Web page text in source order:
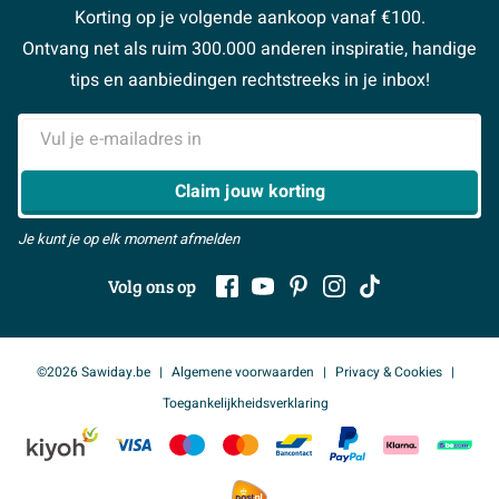
Reviewbeleid
> Naar de klantenservice
Klusadvies
> Alle adviesmogelijkheden
Magazine
#MySawiday
> Naar inspiratie
Vacatures
Sawiday PRO
BeCommerce
Samenwerken
> Alles over showrooms
Korting op je volgende aankoop vanaf €100.
Ontvang net als ruim 300.000 anderen inspiratie, handige
tips en aanbiedingen rechtstreeks in je inbox!
E-mailadres
Claim jouw korting
Je kunt je op elk moment afmelden
Volg ons op
©2026 Sawiday.be Algemene voorwaarden
Privacy & Cookies
Toegankelijkheidsverklaring